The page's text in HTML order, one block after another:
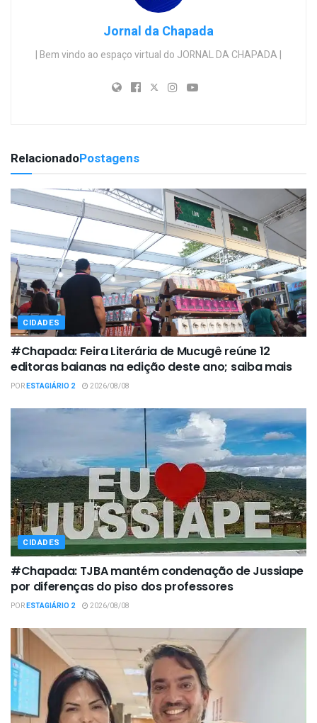
Jornal da Chapada
| Bem vindo ao espaço virtual do JORNAL DA CHAPADA |
RelacionadoPostagens
CIDADES
#Chapada: Feira Literária de Mucugê reúne 12
editoras baianas na edição deste ano; saiba mais
PORESTAGIÁRIO 2 2026/08/08
CIDADES
#Chapada: TJBA mantém condenação de Jussiape
por diferenças do piso dos professores
PORESTAGIÁRIO 2 2026/08/08